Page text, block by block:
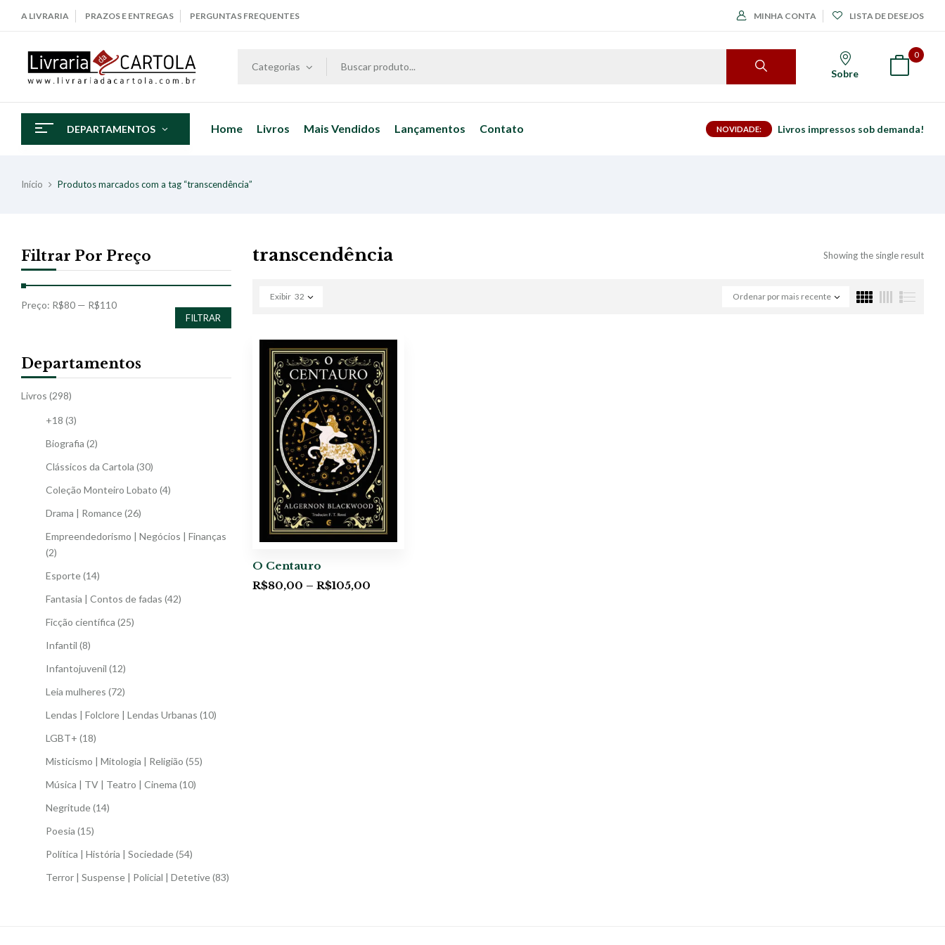
A LIVRARIA PRAZOS E ENTREGAS PERGUNTAS FREQUENTES MINHA CONTA LISTA DE DESEJOS
Categorias
Sobre
0
DEPARTAMENTOS Home Livros Mais Vendidos Lançamentos Contato NOVIDADE: Livros impressos sob demanda!
Início Produtos marcados com a tag “transcendência”
Filtrar Por Preço
FILTRAR
Preço: R$80 — R$110
Departamentos
Livros (298)
+18 (3)
Biografia (2)
Clássicos da Cartola (30)
Coleção Monteiro Lobato (4)
Drama | Romance(26)
Empreendedorismo | Negócios | Finanças
(2)
Esporte(14)
Fantasia | Contos de fadas (42)
Ficção científica (25)
Infantil (8)
Infantojuvenil (12)
Leia mulheres (72)
Lendas | Folclore | Lendas Urbanas (10)
LGBT+ (18)
Misticismo | Mitologia | Religião (55)
Música | TV | Teatro | Cinema (10)
Negritude(14)
Poesia (15)
Política | História | Sociedade(54)
Terror | Suspense | Policial | Detetive(83)
transcendência Showing the single result
Ordenar por mais recente
Exibir 32
O Centauro
R$80,00 – R$105,00